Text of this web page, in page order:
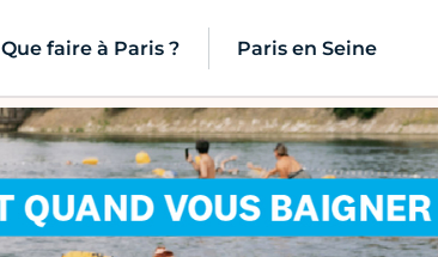
Que faire à Paris ? Paris en Seine